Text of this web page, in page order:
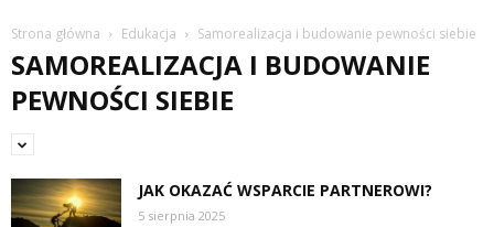
Strona główna Edukacja Samorealizacja i budowanie pewności siebie
SAMOREALIZACJA I BUDOWANIE
PEWNOŚCI SIEBIE
JAK OKAZAĆ WSPARCIE PARTNEROWI?
5 sierpnia 2025